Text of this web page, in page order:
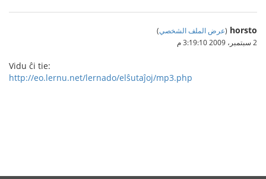
horsto
(عرض الملف الشخصي)
2 سبتمبر، 2009 3:19:10 م
Vidu ĉi tie:
http://eo.lernu.net/lernado/elŝutaĵoj/mp3.php